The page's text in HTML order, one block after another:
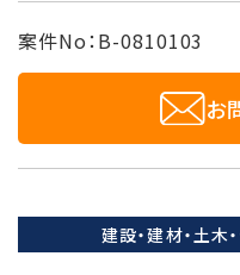
案件No：B-0810103
お
建設・建材・土木